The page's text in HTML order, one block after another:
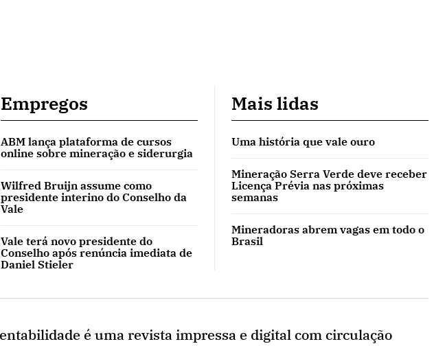
Empregos
ABM lança plataforma de cursos
online sobre mineração e siderurgia
Wilfred Bruijn assume como
presidente interino do Conselho da
Vale
Vale terá novo presidente do
Conselho após renúncia imediata de
Daniel Stieler
Mais lidas
Uma história que vale ouro
Mineração Serra Verde deve receber
Licença Prévia nas próximas
semanas
Mineradoras abrem vagas em todo o
Brasil
é uma revista impressa e digital com circulação